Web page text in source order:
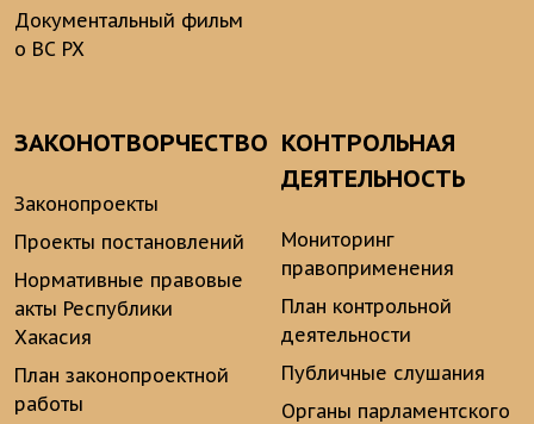
Документальный фильм
о ВС РХ
ЗАКОНОТВОРЧЕСТВО
Законопроекты
Проекты постановлений
Нормативные правовые
акты Республики
Хакасия
План законопроектной
работы
КОНТРОЛЬНАЯ
ДЕЯТЕЛЬНОСТЬ
Мониторинг
правоприменения
План контрольной
деятельности
Публичные слушания
Органы парламентского